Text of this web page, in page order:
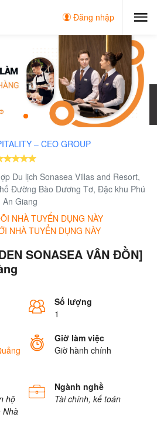
Đăng nhập
– CEO GROUP
Du lịch Sonasea Villas and Resort,
Đường Bào Dương Tơ, Đặc khu Phú
Giang
NHÀ TUYỂN DỤNG NÀY
NHÀ TUYỂN DỤNG NÀY
SONASEA VÂN ĐỒN]
Số lượng
1
Giờ làm việc
Giờ hành chính
hộ
Nhà
Ngành nghề
Tài chính, kế toán